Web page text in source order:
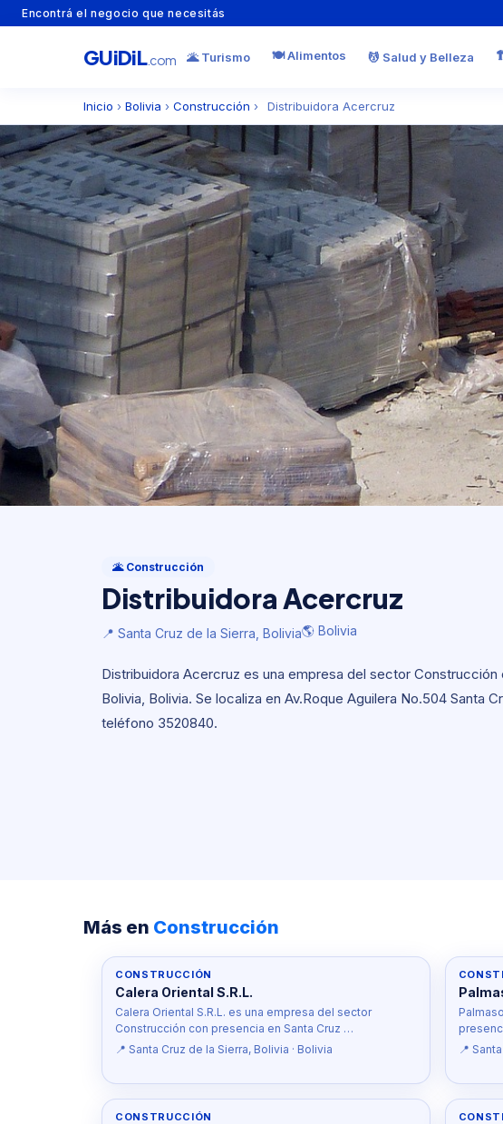
Encontrá el negocio que necesitás
GUiDiL.com 🌋 Turismo 🍽️ Alimentos 💆 Salud y Belleza
Inicio › Bolivia › Construcción › Distribuidora Acercruz
Distribuidora Acercruz
🌎 Bolivia
🌋 Construcción
Distribuidora Acercruz
📍 Santa Cruz de la Sierra, Bolivia🌎 Bolivia
Distribuidora Acercruz es una empresa del sector Construcción
Bolivia, Bolivia. Se localiza en Av.Roque Aguilera No.504 Santa
teléfono 3520840.
Más en Construcción
CONSTRUCCIÓN
Calera Oriental S.R.L.
Calera Oriental S.R.L. es una empresa del sector
Construcción con presencia en Santa Cruz …
📍 Santa Cruz de la Sierra, Bolivia · Bolivia
📍
CONSTRUCCIÓN